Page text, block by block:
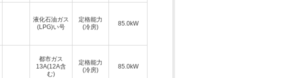
液化石油ガス
(LPG)い号
定格能力
(冷房)
85.0kW
都市ガス
13A(12A含
む)
定格能力
(冷房)
85.0kW